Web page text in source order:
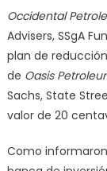
Occidental
Advisers, SSgA
plan de
de Oasis
Sachs, State
valor de 20
Como